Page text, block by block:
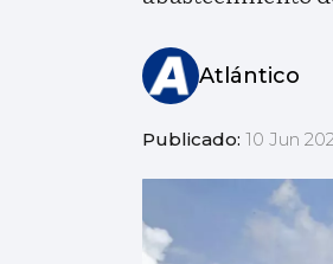
Atlántico
Publicado: 10 Jun